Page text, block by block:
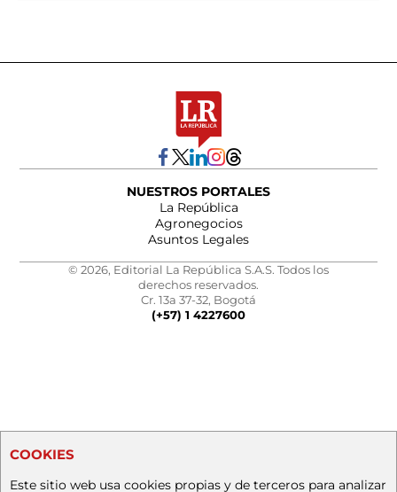
NUESTROS PORTALES
La República
Agronegocios
Asuntos Legales
© 2026, Editorial La República S.A.S. Todos los
derechos reservados.
Cr. 13a 37-32, Bogotá
(+57) 1 4227600
COOKIES
Este sitio web usa cookies propias y de terceros para analizar